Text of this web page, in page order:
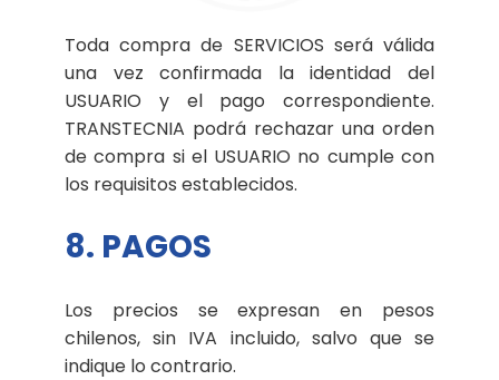
Toda compra de SERVICIOS será válida
una vez confirmada la identidad del
USUARIO y el pago correspondiente.
TRANSTECNIA podrá rechazar una orden
de compra si el USUARIO no cumple con
los requisitos establecidos.
8. PAGOS
Los precios se expresan en pesos
chilenos, sin IVA incluido, salvo que se
indique lo contrario.